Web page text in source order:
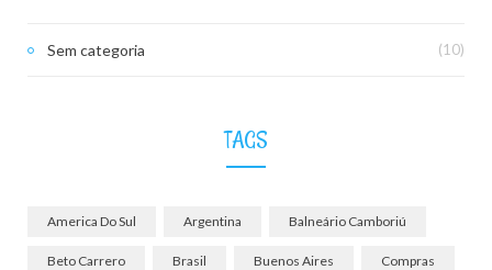
Sem categoria (10)
TAGS
America Do Sul Argentina Balneário Camboriú
Beto Carrero Brasil Buenos Aires Compras